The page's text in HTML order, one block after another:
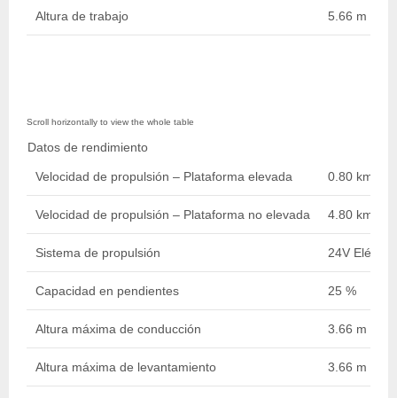
Altura de trabajo 5.66 m / 19
Datos de rendimiento
Velocidad de propulsión – Plataforma elevada 0.80 km/h /
Velocidad de propulsión – Plataforma no elevada 4.80 km/h /
Sistema de propulsión 24V
Capacidad en pendientes 25 %
Altura máxima de conducción 3.66 m / 12
Altura máxima de levantamiento 3.66 m / 12